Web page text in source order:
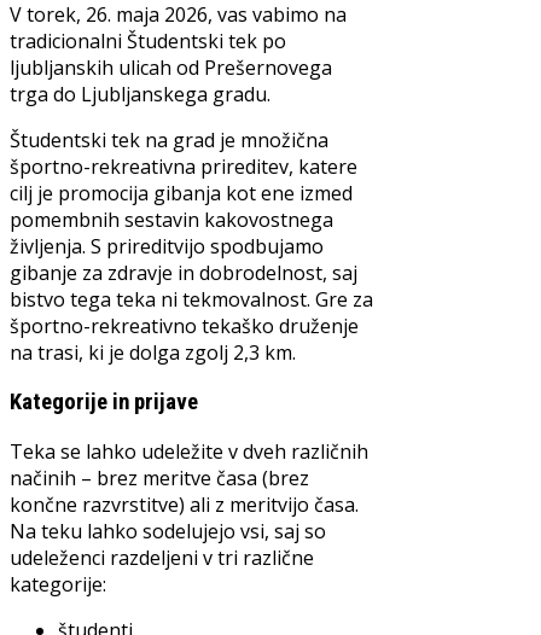
V torek, 26. maja 2026, vas vabimo na
tradicionalni Študentski tek po
ljubljanskih ulicah od Prešernovega
trga do Ljubljanskega gradu.
Študentski tek na grad je množična
športno-rekreativna prireditev, katere
cilj je promocija gibanja kot ene izmed
pomembnih sestavin kakovostnega
življenja. S prireditvijo spodbujamo
gibanje za zdravje in dobrodelnost, saj
bistvo tega teka ni tekmovalnost. Gre za
športno-rekreativno tekaško druženje
na trasi, ki je dolga zgolj 2,3 km.
Kategorije in prijave
Teka se lahko udeležite v dveh različnih
načinih – brez meritve časa (brez
končne razvrstitve) ali z meritvijo časa.
Na teku lahko sodelujejo vsi, saj so
udeleženci razdeljeni v tri različne
kategorije: